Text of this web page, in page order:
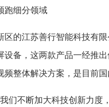
细分领域
区的江苏善行智能科技有
设备，这两款产品一经推
频整体解决方案，是目前
们不断加大科技创新力度